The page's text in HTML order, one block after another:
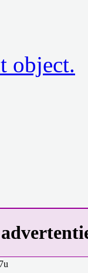
object.